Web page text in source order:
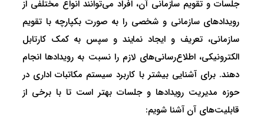
جلسات و تقویم سازمانی آن، افراد می‌توانند انواع مختلفی از
رویداد‌های سازمانی و شخصی را به صورت بکپارچه با تقویم
سازمانی، تعریف و ایجاد نمایند و سپس به کمک کارتابل
الکترونیکی، اطلاع‌رسانی‌های لازم را نسبت به رویداد‌ها انجام
دهند. برای آشنایی بیشتر با کاربرد سیستم مکاتبات اداری در
حوزه مدیریت رویداد‌ها و جلسات بهتر است تا با برخی از
قابلیت‌های آن آشنا شویم: